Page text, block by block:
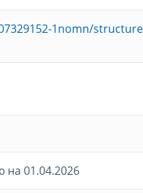
1nomn/
на 01.04.2026